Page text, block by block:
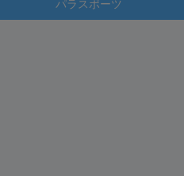
パラスポーツ